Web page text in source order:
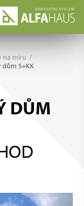
na míru /
dům 5+KK
DŮM